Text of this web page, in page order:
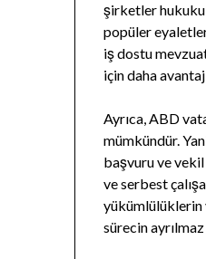
şirketler
popüler
iş dostu
için daha
Ayrıca, ABD
mümkündür.
başvuru ve
ve serbest
yükümlülüklerin
sürecin ayrılmaz